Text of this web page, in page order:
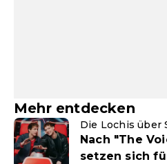
Mehr entdecken
Die Lochis über
Nach "The
setzen sich